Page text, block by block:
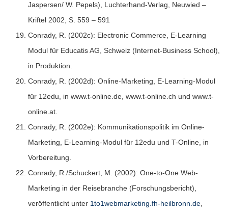
Jaspersen/ W. Pepels), Luchterhand-Verlag, Neuwied –
Kriftel 2002, S. 559 – 591
Conrady, R. (2002c): Electronic Commerce, E-Learning
Modul für Educatis AG, Schweiz (Internet-Business School),
in Produktion.
Conrady, R. (2002d): Online-Marketing, E-Learning-Modul
für 12edu, in www.t-online.de, www.t-online.ch und www.t-
online.at.
Conrady, R. (2002e): Kommunikationspolitik im Online-
Marketing, E-Learning-Modul für 12edu und T-Online, in
Vorbereitung.
Conrady, R./Schuckert, M. (2002): One-to-One Web-
Marketing in der Reisebranche (Forschungsbericht),
veröffentlicht unter 1to1webmarketing.fh-heilbronn.de